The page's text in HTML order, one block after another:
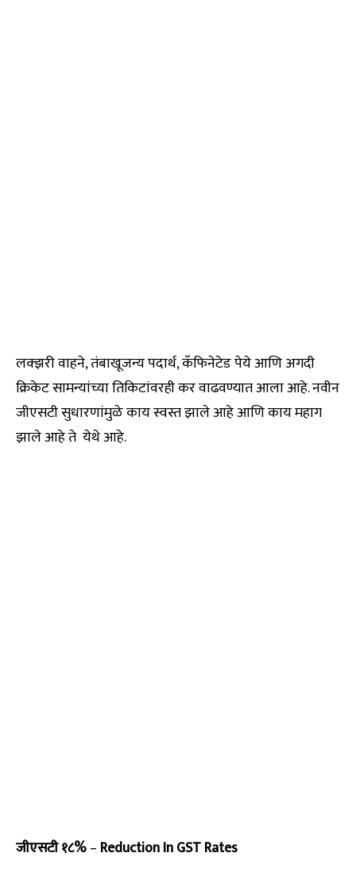
लक्झरी वाहने, तंबाखूजन्य पदार्थ, कॅफिनेटेड पेये आणि अगदी
क्रिकेट सामन्यांच्या तिकिटांवरही कर वाढवण्यात आला आहे. नवीन
जीएसटी सुधारणांमुळे काय स्वस्त झाले आहे आणि काय महाग
झाले आहे ते येथे आहे.
जीएसटी १८%– Reduction In GST Rates